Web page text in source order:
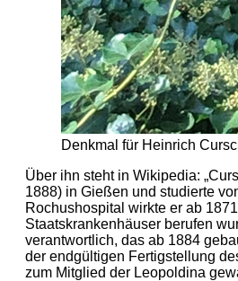
Denkmal für Heinrich
Über ihn steht in Wikipedia:
1888) in Gießen und studierte
Rochushospital wirkte er ab
Staatskrankenhäuser berufen
verantwortlich, das ab 1884
der endgültigen Fertigstellung
zum Mitglied der Leopoldina